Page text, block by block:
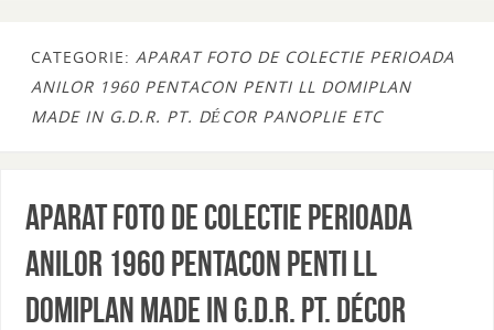
CATEGORIE: APARAT FOTO DE COLECTIE PERIOADA
ANILOR 1960 PENTACON PENTI LL DOMIPLAN
MADE IN G.D.R. PT. DÉCOR PANOPLIE ETC
Aparat foto de colectie perioada
anilor 1960 PENTACON PENTI ll
DOMIPLAN made in g.d.r. pt. décor